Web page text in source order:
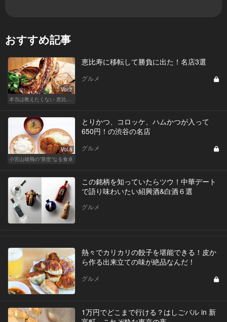
おすすめ記事
Vol.2
本当は教えたくない 恵比寿・広尾の名店15
恵比寿に移転して勝負に出た！名店3選
グルメ
Vol.8
小宮山雄飛の“英世”なる食卓
とりかつ、コロッケ、ハムかつが入って
650円！の渋谷の名店
グルメ
この銘柄を知っていたらツウ！中華デート
で語り味わいたい紹興酒&白酒６選
グルメ
熱々でカリカリの餃子を堪能できる！皮か
ら作る出来立ての味が絶品なんだ！
グルメ
1万円でどこまで行ける？はしごバル in 新